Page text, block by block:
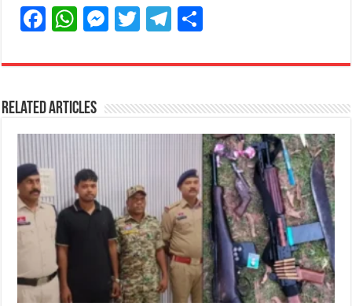
F
c
e
b
o
o
k
W
at
s
A
p
p
M
ss
n
g
e
r
T
itt
r
T
e
ra
m
ar
Related Articles